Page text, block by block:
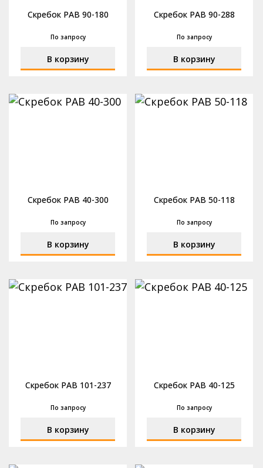
Скребок РАВ 90-180
По запросу
В корзину
Скребок РАВ 90-288
По запросу
В корзину
Скребок РАВ 40-300
По запросу
В корзину
Скребок РАВ 50-118
По запросу
В корзину
Скребок РАВ 101-237
По запросу
В корзину
Скребок РАВ 40-125
По запросу
В корзину